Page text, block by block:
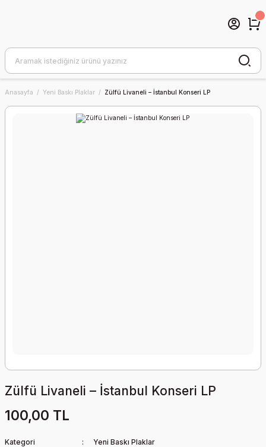
Anasayfa Yeni Baskı Plaklar Zülfü Livaneli – İstanbul Konseri LP
Zülfü Livaneli – İstanbul Konseri LP
100,00 TL
Kategori Yeni Baskı Plaklar